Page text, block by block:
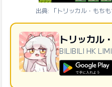
出典: 「トリッカル・もち
トリッカル
BILIBILI HK